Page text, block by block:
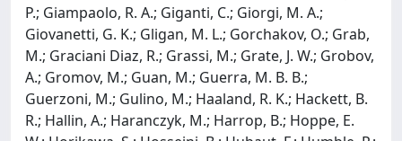
P.; Giampaolo, R. A.; Giganti, C.; Giorgi, M. A.;
Giovanetti, G. K.; Gligan, M. L.; Gorchakov, O.; Grab,
M.; Graciani Diaz, R.; Grassi, M.; Grate, J. W.; Grobov,
A.; Gromov, M.; Guan, M.; Guerra, M. B. B.;
Guerzoni, M.; Gulino, M.; Haaland, R. K.; Hackett, B.
R.; Hallin, A.; Haranczyk, M.; Harrop, B.; Hoppe, E.